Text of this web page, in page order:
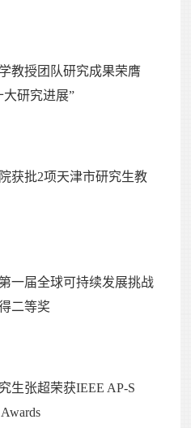
教授团队研究成果荣膺
大研究进展”
获批2项天津市研究生教
一届全球可持续发展挑战
二等奖
生张超荣获IEEE AP-S